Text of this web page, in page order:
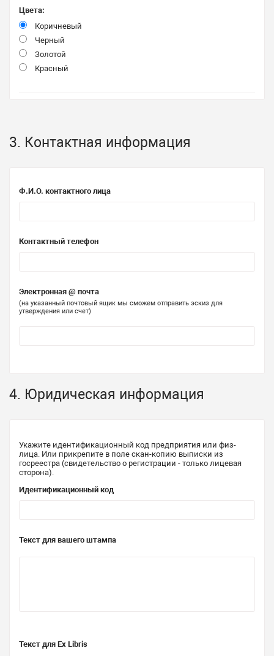
Цвета:
Коричневый
Черный
Золотой
Красный
3. Контактная информация
Ф.И.О. контактного лица
Контактный телефон
Электронная @ почта
(на указанный почтовый ящик мы сможем отправить эскиз для
утверждения или счет)
4. Юридическая информация
Укажите идентификационный код предприятия или физ-
лица. Или прикрепите в поле скан-копию выписки из
госреестра (свидетельство о регистрации - только лицевая
сторона).
Идентификационный код
Текст для вашего штампа
Текст для Ex Libris